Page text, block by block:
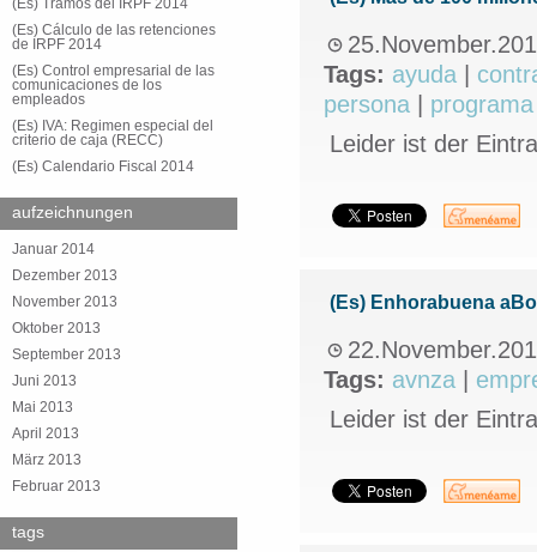
(Es) Tramos del IRPF 2014
(Es) Cálculo de las retenciones
de IRPF 2014
(Es) Control empresarial de las
comunicaciones de los
empleados
(Es) IVA: Regimen especial del
criterio de caja (RECC)
(Es) Calendario Fiscal 2014
aufzeichnungen
Januar 2014
Dezember 2013
November 2013
Oktober 2013
September 2013
Juni 2013
Mai 2013
April 2013
März 2013
Februar 2013
tags
Tags: ayuda
persona
programa
Leider ist der
(Es) Enhorabuena
Tags: avnza
Leider ist der